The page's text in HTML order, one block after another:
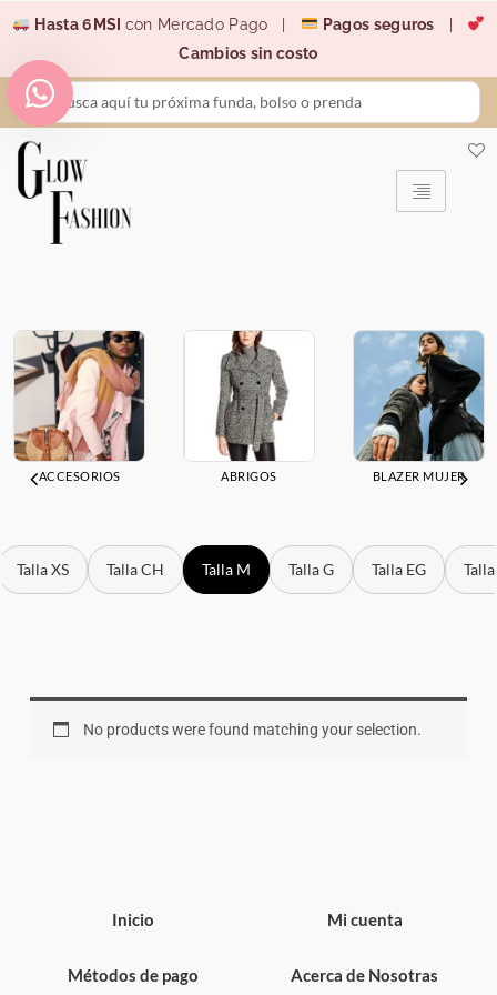
contenido
Hasta 6MSI con Mercado Pago | Pagos seguros
Cambios sin costo
Search
...
ACCESORIOS ABRIGOS BLAZER MUJER
Talla XS Talla CH Talla M Talla G Talla EG
No products were found matching your selection.
Inicio
Métodos de pago
Mi cuenta
Acerca de Nosotras